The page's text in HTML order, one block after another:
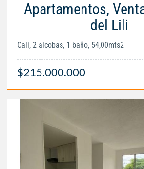
Apartamentos,
del Lili
Cali, 2 alcobas, 1 baño, 54,00mts2
$215.000.000